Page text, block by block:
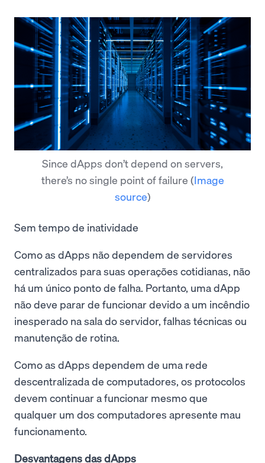
Since dApps don’t depend on servers,
there’s no single point of failure (Image
source)
Sem tempo de inatividade
Como as dApps não dependem de servidores
centralizados para suas operações cotidianas, não
há um único ponto de falha. Portanto, uma dApp
não deve parar de funcionar devido a um incêndio
inesperado na sala do servidor, falhas técnicas ou
manutenção de rotina.
Como as dApps dependem de uma rede
descentralizada de computadores, os protocolos
devem continuar a funcionar mesmo que
qualquer um dos computadores apresente mau
funcionamento.
Desvantagens das dApps